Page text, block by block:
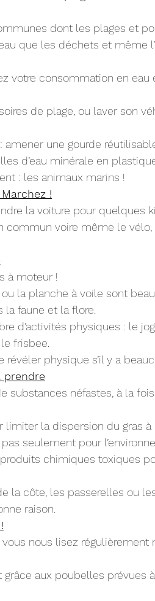
dont les plages et
que les déchets et même
votre consommation en eau
de plage, ou laver son
amener une gourde
d’eau minérale en
: les animaux marins !
!
la voiture pour quelques
commun voire même le
à moteur !
la planche à voile sont
la faune et la flore.
d’activités physiques : le
frisbee.
physique s’il y a
prendre
substances néfastes, à la
la dispersion du gras à
seulement pour
chimiques toxiques
la côte, les passerelles ou
raison.
nous lisez régulièrement
aux poubelles prévues